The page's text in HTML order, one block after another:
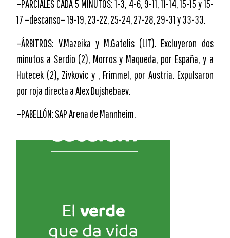
–PARCIALES CADA 5 MINUTOS: 1-3, 4-6, 9-11, 11-14, 15-15 y 15-
17 –descanso– 19-19, 23-22, 25-24, 27-28, 29-31 y 33-33.
–ÁRBITROS: V.Mazeika y M.Gatelis (LIT). Excluyeron dos
minutos a Serdio (2), Morros y Maqueda, por España, y a
Hutecek (2), Zivkovic y , Frimmel, por Austria. Expulsaron
por roja directa a Alex Dujshebaev.
–PABELLÓN: SAP Arena de Mannheim.